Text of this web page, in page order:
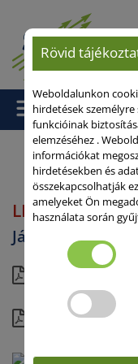
Kezdőlap//Járóbúza/
LENNOX
Járóbúza
részletes
Rövid
Weboldalunkon
hirdetések személyre
funkcióinak
elemzéséhez .
információkat
hirdetésekben és
összekapcsolhatják
amelyeket Ön
használata során